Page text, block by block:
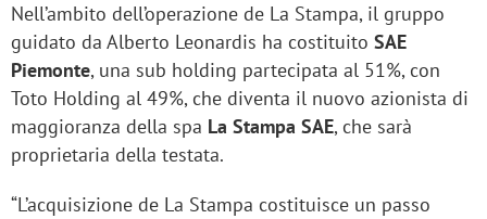
Nell’ambito dell’operazione de La Stampa, il gruppo
guidato da Alberto Leonardis ha costituito SAE
Piemonte, una sub holding partecipata al 51%, con
Toto Holding al 49%, che diventa il nuovo azionista di
maggioranza della spa La Stampa SAE, che sarà
proprietaria della testata.
“L’acquisizione de La Stampa costituisce un passo